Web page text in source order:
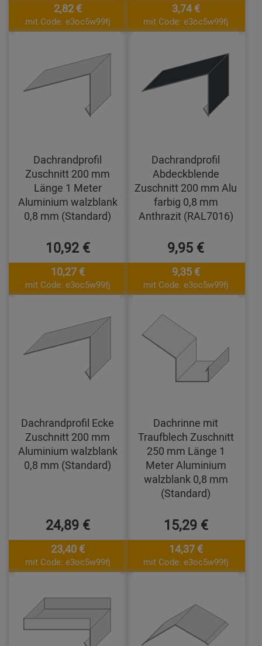
2,82 €
mit Code: e3oc5w99fj
3,74 €
mit Code: e3oc5w99fj
Dachrandprofil
Zuschnitt 200 mm
Länge 1 Meter
Aluminium walzblank
0,8 mm (Standard)
10,92 €
10,27 €
mit Code: e3oc5w99fj
Dachrandprofil
Abdeckblende
Zuschnitt 200 mm Alu
farbig 0,8 mm
Anthrazit (RAL7016)
9,95 €
9,35 €
mit Code: e3oc5w99fj
Dachrandprofil Ecke
Zuschnitt 200 mm
Aluminium walzblank
0,8 mm (Standard)
24,89 €
23,40 €
mit Code: e3oc5w99fj
Dachrinne mit
Traufblech Zuschnitt
250 mm Länge 1
Meter Aluminium
walzblank 0,8 mm
(Standard)
15,29 €
14,37 €
mit Code: e3oc5w99fj